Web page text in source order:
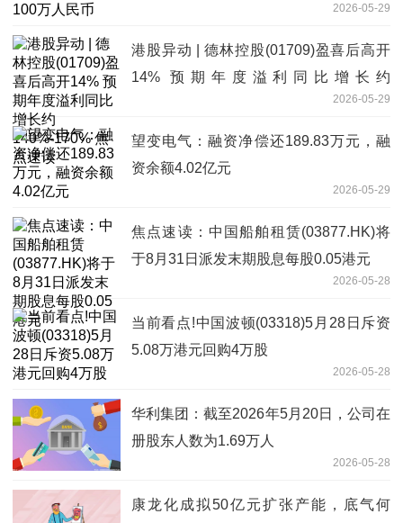
2026-05-29
港股异动 | 德林控股(01709)盈喜后高开
14% 预期年度溢利同比增长约
2026-05-29
望变电气：融资净偿还189.83万元，融
资余额4.02亿元
2026-05-29
焦点速读：中国船舶租赁(03877.HK)将
于8月31日派发末期股息每股0.05港元
2026-05-28
当前看点!中国波顿(03318)5月28日斥资
5.08万港元回购4万股
2026-05-28
华利集团：截至2026年5月20日，公司在
册股东人数为1.69万人
2026-05-28
康龙化成拟50亿元扩张产能，底气何